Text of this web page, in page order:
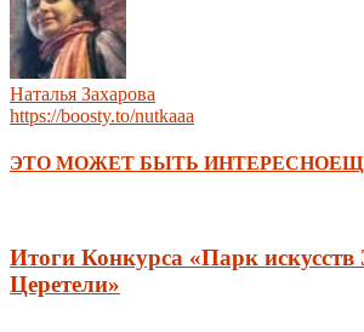
Наталья Захарова
https://boosty.to/nutkaaa
ЭТО МОЖЕТ БЫТЬ ИНТЕРЕСНО
Итоги Конкурса «Парк искусств
Церетели»